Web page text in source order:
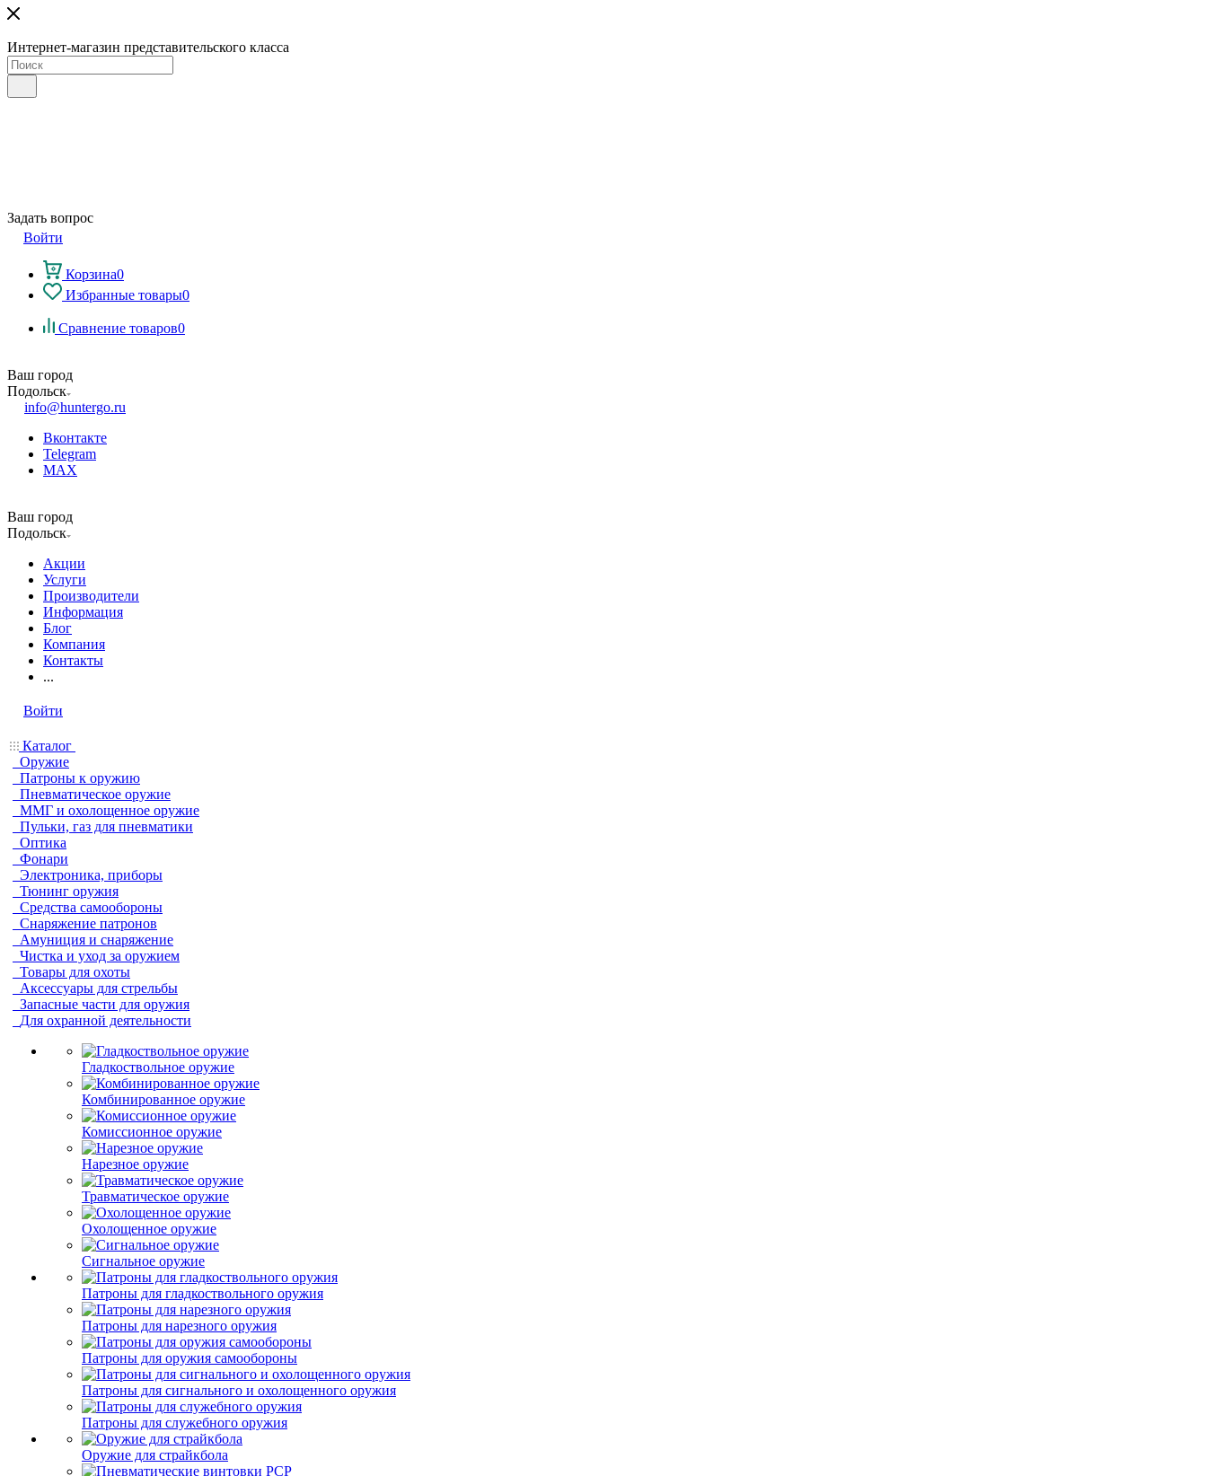
Интернет-магазин представительского класса
Задать вопрос
Войти
Корзина0
Избранные товары0
Сравнение товаров0
Ваш город
Подольск
info@huntergo.ru
Вконтакте
Telegram
MAX
Ваш город
Подольск
Акции
Услуги
Производители
Информация
Блог
Компания
Контакты
...
Войти
Каталог
Оружие
Патроны к оружию
Пневматическое оружие
ММГ и охолощенное оружие
Пульки, газ для пневматики
Оптика
Фонари
Электроника, приборы
Тюнинг оружия
Средства самообороны
Снаряжение патронов
Амуниция и снаряжение
Чистка и уход за оружием
Товары для охоты
Аксессуары для стрельбы
Запасные части для оружия
Для охранной деятельности
Гладкоствольное оружие
Комбинированное оружие
Комиссионное оружие
Нарезное оружие
Травматическое оружие
Охолощенное оружие
Сигнальное оружие
Патроны для гладкоствольного оружия
Патроны для нарезного оружия
Патроны для оружия самообороны
Патроны для сигнального и охолощенного оружия
Патроны для служебного оружия
Оружие для страйкбола